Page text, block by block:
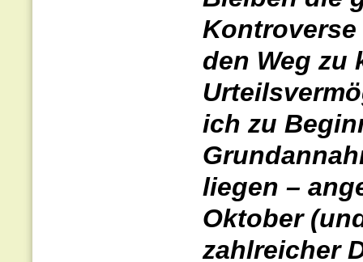
den Weg zu
ich zu
liegen –
Oktober
zahlreicher